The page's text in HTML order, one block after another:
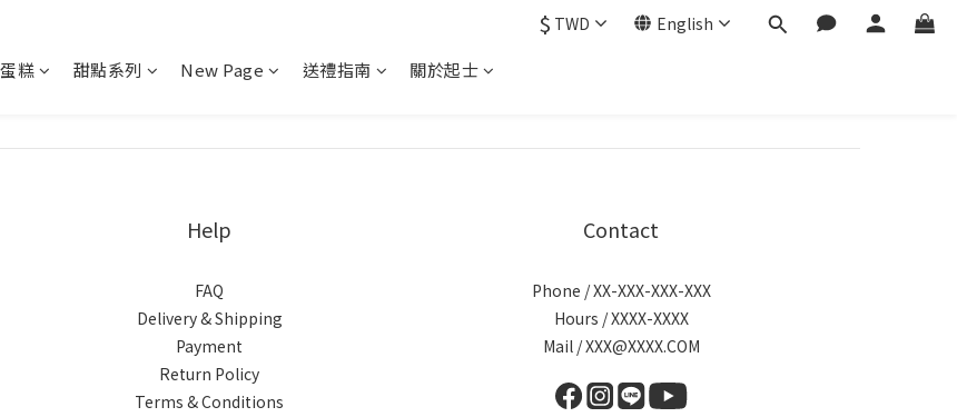
$ TWD English
糕 甜點系列 New Page 送禮指南 關於起士
Help
FAQ
Delivery & Shipping
Payment
Return Policy
Terms & Conditions
Contact
Phone / XX-XXX-XXX-XXX
Hours / XXXX-XXXX
Mail / XXX@XXXX.COM